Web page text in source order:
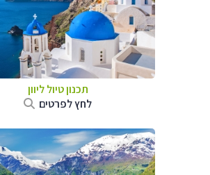
תכנון טיול ליוון
לחץ לפרטים